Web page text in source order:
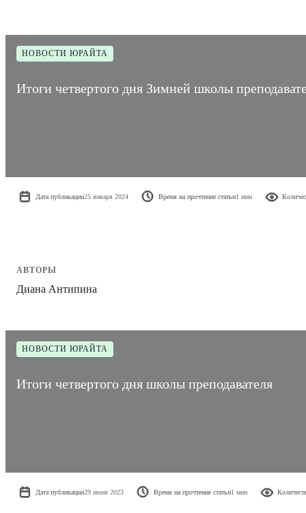
НОВОСТИ ЮРАЙТА
Итоги четвертого дня Зимней школы
Дата публикации25 января 2024 Время на прочтение статьи1 мин
АВТОРЫ
Диана Антипина
НОВОСТИ ЮРАЙТА
Итоги четвертого дня школы преподавателя
Дата публикации29 июня 2023 Время на прочтение статьи1 мин